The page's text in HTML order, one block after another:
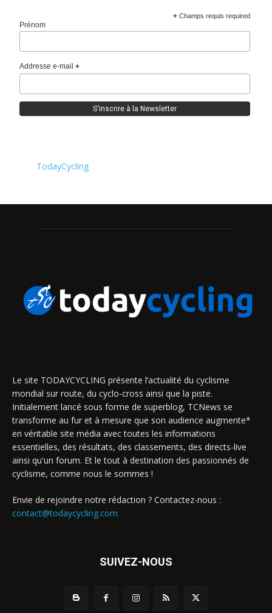
* Champs requis required
Prénom
Addresse e-mail*
TodayCycling
Le site TODAYCYCLING présente l’actualité du cyclisme
mondial sur route, du cyclo-cross ainsi que la piste.
Initialement lancé sous forme de superblog, TCNews se
transforme au fur et à mesure que son audience augmente*
en véritable site média avec toutes les informations
essentielles, des résultats, des classements, des directs-live
ainsi qu'un forum. Et le tout à destination des passionnés de
cyclisme, comme nous le sommes !
Envie de rejoindre notre rédaction ? Contactez-nous :
contact@todaycycling.com
SUIVEZ-NOUS